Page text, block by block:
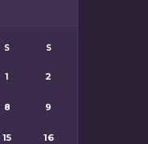
S S
1 2
8 9
15 16